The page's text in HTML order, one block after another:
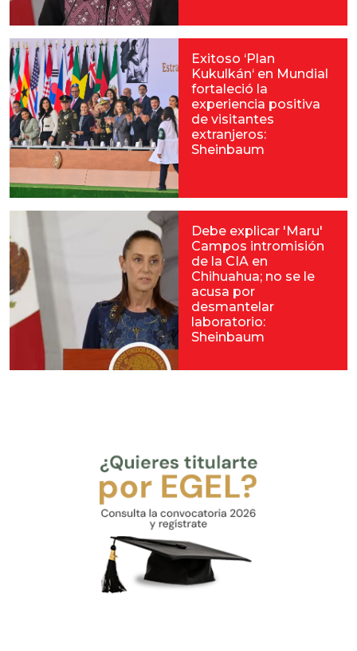
Exitoso ‘Plan
Kukulkán‘ en Mundial
fortaleció la
experiencia positiva
de visitantes
extranjeros:
Sheinbaum
Debe explicar 'Maru'
Campos intromisión
de la CIA en
Chihuahua; no se le
acusa por
desmantelar
laboratorio:
Sheinbaum